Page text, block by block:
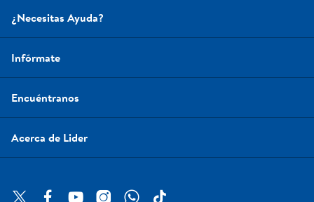
¿Necesitas Ayuda?
Infórmate
Encuéntranos
Acerca de Lider